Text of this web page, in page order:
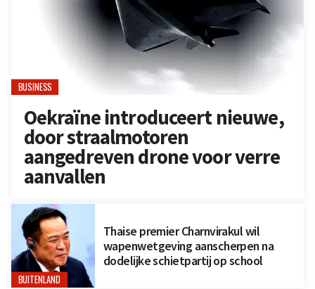
BUSINESS
Oekraïne introduceert nieuwe,
door straalmotoren
aangedreven drone voor verre
aanvallen
BUITENLAND
Thaise premier Charnvirakul wil
wapenwetgeving aanscherpen na
dodelijke schietpartij op school